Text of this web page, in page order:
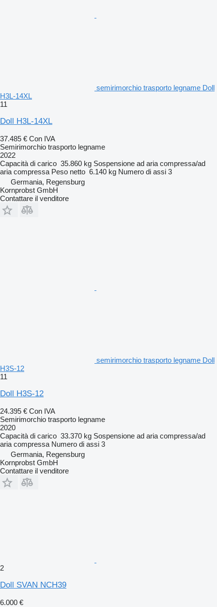
semirimorchio trasporto legname Doll
H3L-14XL
11
Doll H3L-14XL
37.485 € Con IVA
Semirimorchio trasporto legname
2022
Capacità di carico 35.860 kg Sospensione ad aria compressa/ad
aria compressa Peso netto 6.140 kg Numero di assi 3
Germania, Regensburg
Kornprobst GmbH
Contattare il venditore
semirimorchio trasporto legname Doll
H3S-12
11
Doll H3S-12
24.395 € Con IVA
Semirimorchio trasporto legname
2020
Capacità di carico 33.370 kg Sospensione ad aria compressa/ad
aria compressa Numero di assi 3
Germania, Regensburg
Kornprobst GmbH
Contattare il venditore
2
Doll SVAN NCH39
6.000 €